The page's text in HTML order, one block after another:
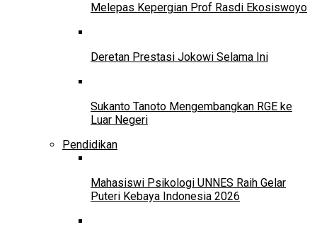
Melepas Kepergian Prof Rasdi Ekosiswoyo
Deretan Prestasi Jokowi Selama Ini
Sukanto Tanoto Mengembangkan RGE ke
Luar Negeri
Pendidikan
Mahasiswi Psikologi UNNES Raih Gelar
Puteri Kebaya Indonesia 2026